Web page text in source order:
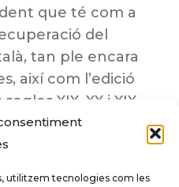
utilitzem tecnologies com les
que té com a
del
tan ple encara
així com l’edició
XIX, XX i XIX